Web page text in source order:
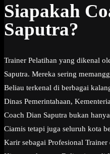
Siapakah
Saputra?
Trainer Pelatihan yang dikenal
Saputra. Mereka sering
Beliau terkenal di berbagai
Dinas Pemerintahaan,
Coach Dian Saputra bukan
Ciamis tetapi juga seluruh kota
Karir sebagai Profesional